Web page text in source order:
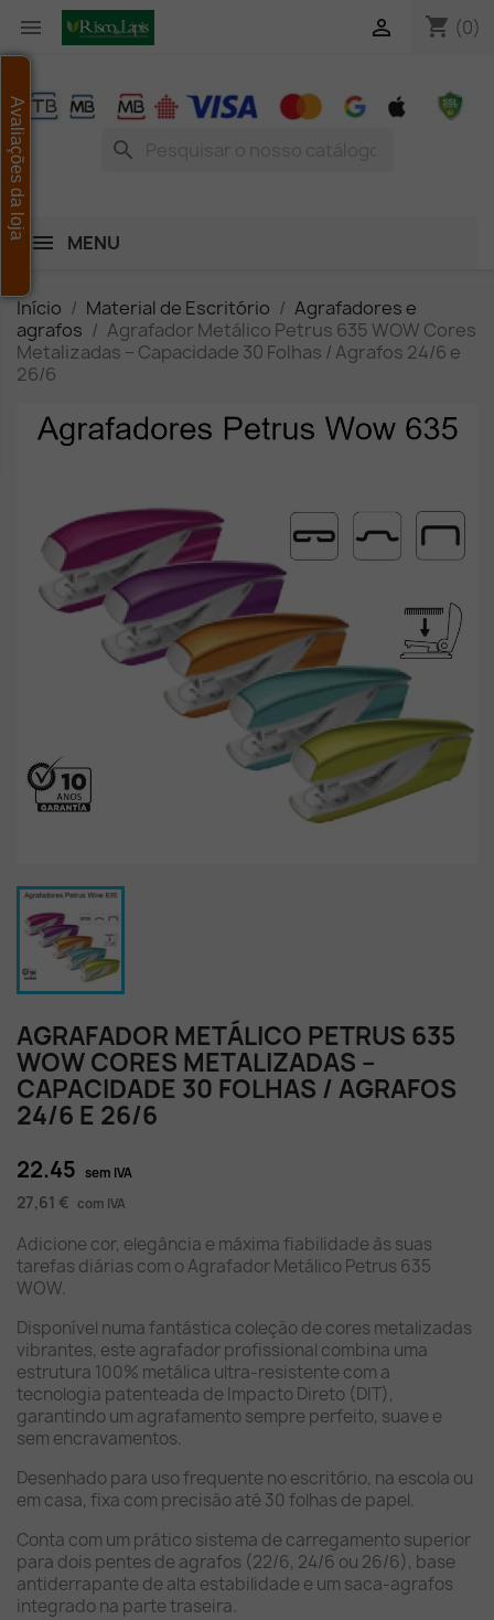
 shopping_cart (0)

search
MENU
Início Material de Escritório
Agrafadores e
agrafos
Agrafador Metálico Petrus 635 WOW Cores
Metalizadas – Capacidade 30 Folhas / Agrafos 24/6 e
26/6
AGRAFADOR METÁLICO PETRUS 635
WOW CORES METALIZADAS –
CAPACIDADE 30 FOLHAS / AGRAFOS
24/6 E 26/6
22.45 sem IVA
27,61 € com IVA
Adicione cor, elegância e máxima fiabilidade às suas
tarefas diárias com o Agrafador Metálico Petrus 635
WOW.
Disponível numa fantástica coleção de cores metalizadas
vibrantes, este agrafador profissional combina uma
estrutura 100% metálica ultra-resistente com a
tecnologia patenteada de Impacto Direto (DIT),
garantindo um agrafamento sempre perfeito, suave e
sem encravamentos.
Desenhado para uso frequente no escritório, na escola ou
em casa, fixa com precisão até 30 folhas de papel.
Conta com um prático sistema de carregamento superior
para dois pentes de agrafos (22/6, 24/6 ou 26/6), base
antiderrapante de alta estabilidade e um saca-agrafos
integrado na parte traseira.
Avaliações da loja